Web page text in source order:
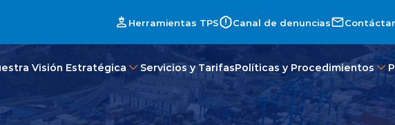
Herramientas TPS Canal de denuncias
Visión Estratégica Servicios y TarifasPolíticas y Procedimientos